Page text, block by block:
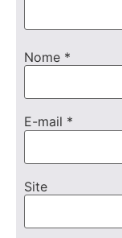
Nome *
E-mail *
Site